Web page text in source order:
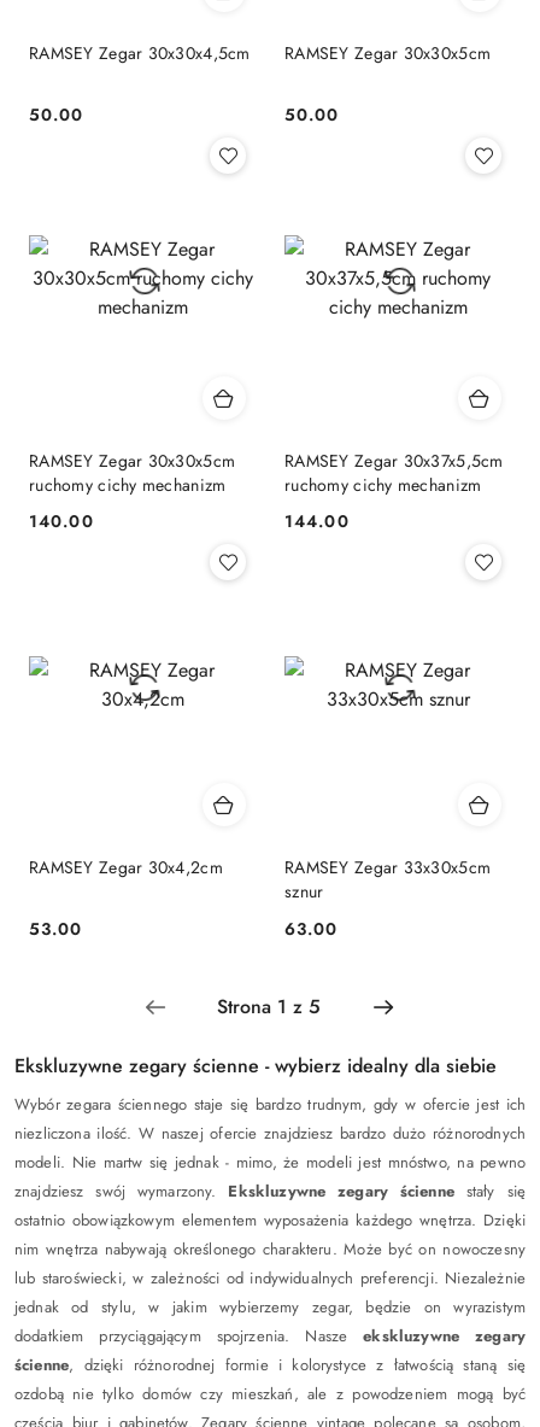
RAMSEY Zegar 30x30x4,5cm
Cena:
50.00
RAMSEY Zegar 30x30x5cm
Cena:
50.00
RAMSEY Zegar 30x30x5cm
ruchomy cichy mechanizm
Cena:
140.00
RAMSEY Zegar 30x37x5,5cm
ruchomy cichy mechanizm
Cena:
144.00
RAMSEY Zegar 30x4,2cm
Cena:
53.00
RAMSEY Zegar 33x30x5cm
sznur
Cena:
63.00
Ekskluzywne zegary ścienne - wybierz idealny dla siebie
Wybór zegara ściennego staje się bardzo trudnym, gdy w ofercie jest ich
niezliczona ilość. W naszej ofercie znajdziesz bardzo dużo różnorodnych
modeli. Nie martw się jednak - mimo, że modeli jest mnóstwo, na pewno
znajdziesz swój wymarzony. Ekskluzywne zegary ściennestały się
ostatnio obowiązkowym elementem wyposażenia każdego wnętrza. Dzięki
nim wnętrza nabywają określonego charakteru. Może być on nowoczesny
lub staroświecki, w zależności od indywidualnych preferencji. Niezależnie
jednak od stylu, w jakim wybierzemy zegar, będzie on wyrazistym
dodatkiem przyciągającym spojrzenia. Naszeekskluzywne zegary
ścienne, dzięki różnorodnej formie i kolorystyce z łatwością staną się
ozdobą nie tylko domów czy mieszkań, ale z powodzeniem mogą być